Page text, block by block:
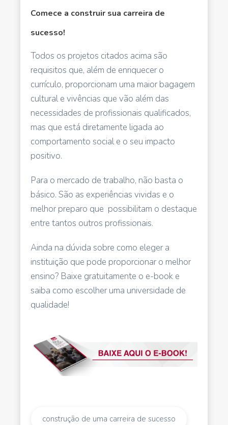
Comece a construir sua carreira de
sucesso!
Todos os projetos citados acima são
requisitos que, além de enriquecer o
currículo, proporcionam uma maior bagagem
cultural e vivências que vão além das
necessidades de profissionais qualificados,
mas que está diretamente ligada ao
comportamento social e o seu impacto
positivo.
Para o mercado de trabalho, não basta o
básico. São as experiências vividas e o
melhor preparo que possibilitam o destaque
entre tantos outros profissionais.
Ainda na dúvida sobre como eleger a
instituição que pode proporcionar o melhor
ensino? Baixe gratuitamente o e-book e
saiba como escolher uma universidade de
qualidade!
construção de uma carreira de sucesso